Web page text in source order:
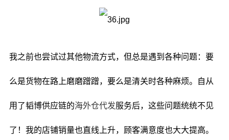
我之前也尝试过其他物流方式，但总是遇到各种问题：要
么是货物在路上磨磨蹭蹭，要么是清关时各种麻烦。自从
用了韬博供应链的海外仓代发服务后，这些问题统统不见
了！我的店铺销量也直线上升，顾客满意度也大大提高。